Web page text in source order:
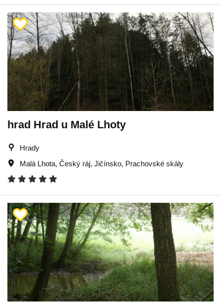
hrad Hrad u Malé Lhoty
Hrady
Malá Lhota, Český ráj, Jičínsko, Prachovské skály